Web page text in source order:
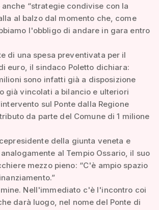
“strategie condivise con la
al balzo dal momento che, come
l'obbligo di andare in gara entro
di una spesa preventivata per il
euro, il sindaco Poletto dichiara:
sono infatti già a disposizione
già vincolati a bilancio e ulteriori
sul Ponte dalla Regione
da parte del Comune di 1 milione
della giunta veneta e
al Tempio Ossario, il suo
mezzo pieno: “C'è ampio spazio
Nell'immediato c'è l'incontro coi
darà luogo, nel nome del Ponte di